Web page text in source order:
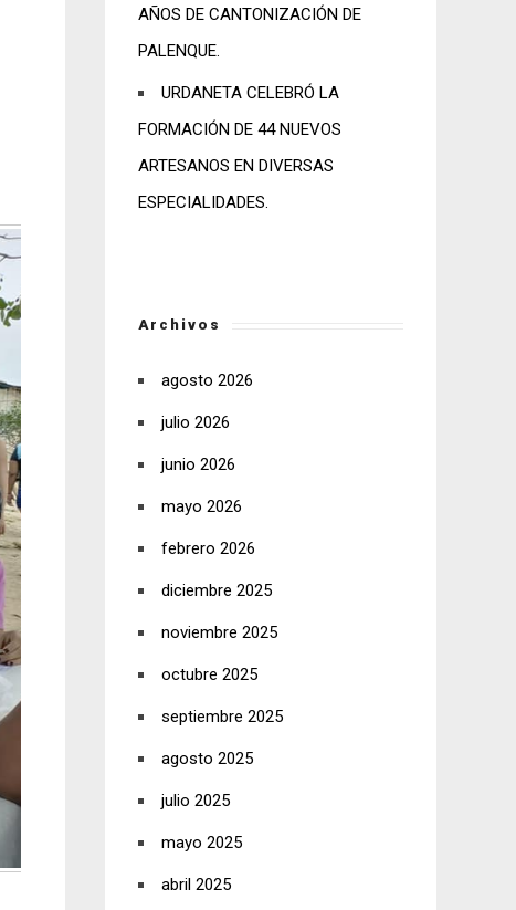
AÑOS DE CANTONIZACIÓN DE
PALENQUE.
URDANETA CELEBRÓ LA
FORMACIÓN DE 44 NUEVOS
ARTESANOS EN DIVERSAS
ESPECIALIDADES.
Archivos
agosto 2026
julio 2026
junio 2026
mayo 2026
febrero 2026
diciembre 2025
noviembre 2025
octubre 2025
septiembre 2025
agosto 2025
julio 2025
mayo 2025
abril 2025